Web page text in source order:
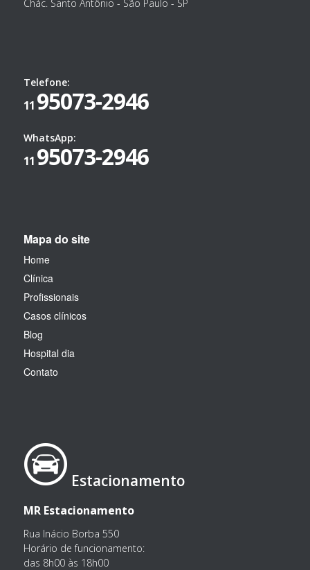
Chác. Santo Antônio - São Paulo - SP
Telefone:
11 95073-2946
WhatsApp:
11 95073-2946
Mapa do site
Home
Clínica
Profissionais
Casos clínicos
Blog
Hospital dia
Contato
Estacionamento
MR Estacionamento
Rua Inácio Borba 550
Horário de funcionamento:
das 8h00 às 18h00